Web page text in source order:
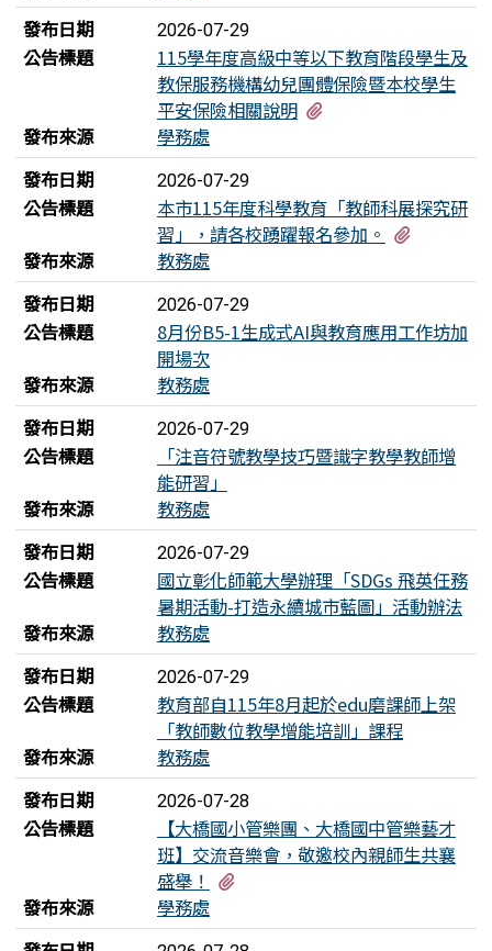
發布日期
2026-07-29
公告標題
115學年度高級中等以下教育階段學生及
教保服務機構幼兒團體保險暨本校學生
平安保險相關說明
發布來源
學務處
發布日期
2026-07-29
公告標題
本市115年度科學教育「教師科展探究研
習」，請各校踴躍報名參加。
發布來源
教務處
發布日期
2026-07-29
公告標題
8月份B5-1生成式AI與教育應用工作坊加
開場次
發布來源
教務處
發布日期
2026-07-29
公告標題
「注音符號教學技巧暨識字教學教師增
能研習」
發布來源
教務處
發布日期
2026-07-29
公告標題
國立彰化師範大學辦理「SDGs 飛英任務
暑期活動-打造永續城市藍圖」活動辦法
發布來源
教務處
發布日期
2026-07-29
公告標題
教育部自115年8月起於edu磨課師上架
「教師數位教學增能培訓」課程
發布來源
教務處
發布日期
2026-07-28
公告標題
【大橋國小管樂團、大橋國中管樂藝才
班】交流音樂會，敬邀校內親師生共襄
盛舉！
發布來源
學務處